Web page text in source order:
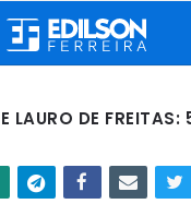
LAURO DE FREITAS: